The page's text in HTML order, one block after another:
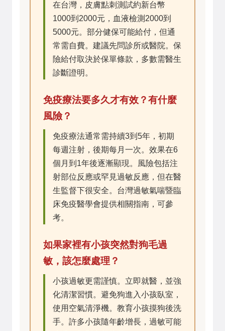
在台灣，皮膚點刺測試約新台幣
1000到2000元，血液檢測2000到
5000元。部分健保可能給付，但通
常需自費。建議先問診所或醫院。保
險給付取決於保單條款，多數需醫生
診斷證明。
免疫療法要多久才有效？有什麼
風險？
免疫療法通常需持續3到5年，初期
每週注射，後期每月一次。效果在6
個月到1年後逐漸顯現。風險包括注
射部位反應或罕見過敏反應，但在醫
生監督下很安全。台灣過敏氣喘暨臨
床免疫醫學會提供相關指南，可參
考。
如果家裡有小孩突然對狗毛過
敏，該怎麼處理？
小孩過敏更需謹慎。立即就醫，並強
化清潔習慣。避免狗進入小孩臥室，
使用空氣清淨機。教育小孩摸狗後洗
手。許多小孩隨年齡增長，過敏可能